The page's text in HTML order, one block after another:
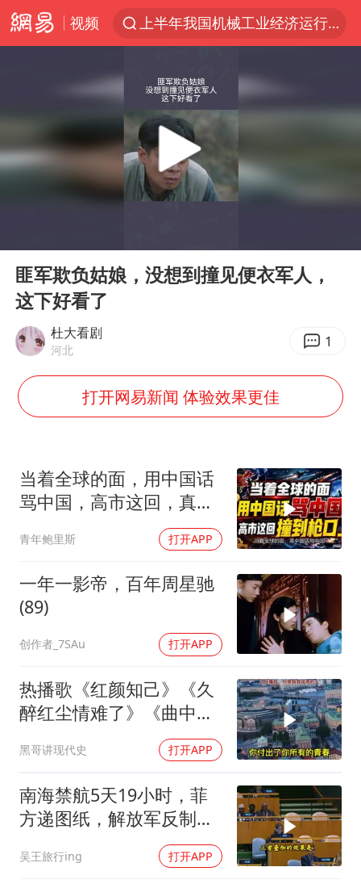
视频
上半年我国机械工业经济运行稳中有进
美国将对多晶硅衍生品加征15%关税
男子杀人后逃进深山21年活得像野人
“中国蔬菜之乡”最高温达41.8℃
985博士后被曝在妻子孕期出轨后续
如何把百年大党建设得更加坚强有力？
Play
匪军欺负姑娘，没想到撞见便衣军人，
这下好看了
杜大看剧
河北 1
打开网易新闻 体验效果更佳
当着全球的面，用中国话
骂中国，高市这回，真是
青年鲍里斯 打开APP
一年一影帝，百年周星驰
(89)
创作者_7SAu 打开APP
热播歌《红颜知己》《久
醉红尘情难了》《曲中
人》《伱是陪我风雨的
人》
黑哥讲现代史 打开APP
南海禁航5天19小时，菲
方递图纸，解放军反制组
吴王旅行ing 打开APP